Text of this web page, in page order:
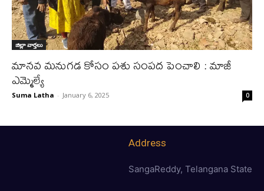
జిల్లా వార్త‌లు
మానవ మనుగడ కోసం పశు సంపద పెంచాలి : మాజీ
ఎమ్మెల్యే
Suma Latha - January 6, 2025 0
Address
SangaReddy, Telangana State